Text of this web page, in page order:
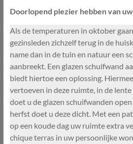
Doorlopend plezier hebben van
Als de temperaturen in oktober
gezinsleden zichzelf terug in de
name dan in de tuin en natuur een
aanbreekt. Een glazen schuifwand
biedt hiertoe een oplossing.
vertoeven in deze ruimte, in de
doet u de glazen schuifwanden
herfst doet u deze dicht. Met een
op een koude dag uw ruimte extra
chique terras in uw persoonlijke